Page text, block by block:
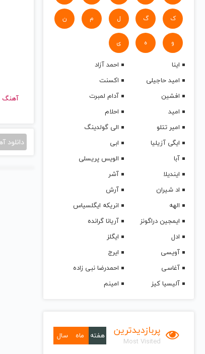
ک گ ل م ن
و ه ی
اینا
احمد آزاد
امید حاجیلی
اکسنت
افشین
آدام لمبرت
امید
احلام
امیر تتلو
الی گولدینگ
ایگی آزیلیا
ابی
آبا
الویس پریسلی
ایندیلا
آشر
اد شیران
آرش
الهه
انریکه ایگلسیاس
ایمجین دراگونز
آریانا گرانده
ادل
ایگلز
آویسی
ایرج
آغاسی
احمدرضا نبی زاده
آلیسیا کیز
امینم
پربازدیدترین
Most Visited
هفته ماه سال
آهنگ
دانلود